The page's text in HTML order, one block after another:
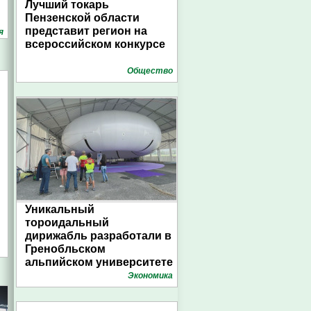
Лучший токарь
Пензенской области
представит регион на
всероссийском конкурсе
Общество
Уникальный
тороидальный
дирижабль разработали в
Гренобльском
альпийском университете
Экономика